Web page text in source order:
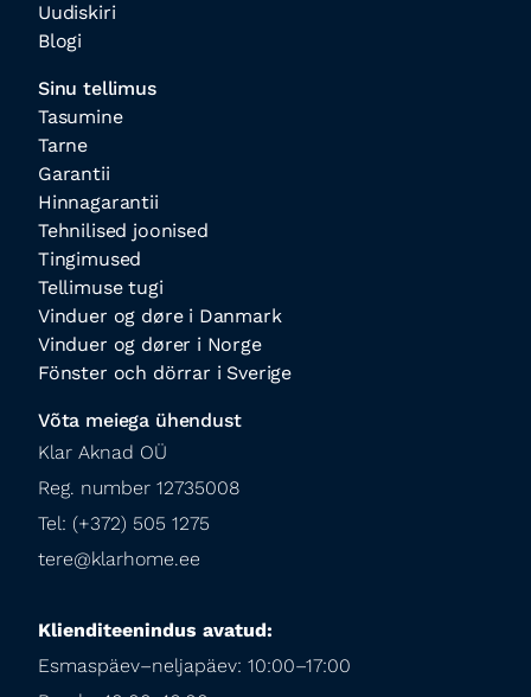
Uudiskiri
Blogi
Sinu tellimus
Tasumine
Tarne
Garantii
Hinnagarantii
Tehnilised joonised
Tingimused
Tellimuse tugi
Vinduer og døre i Danmark
Vinduer og dører i Norge
Fönster och dörrar i Sverige
Võta meiega ühendust
Klar Aknad OÜ
Reg. number 12735008
Tel: (+372) 505 1275
tere@klarhome.ee
Klienditeenindus avatud:
Esmaspäev–neljapäev: 10:00–17:00